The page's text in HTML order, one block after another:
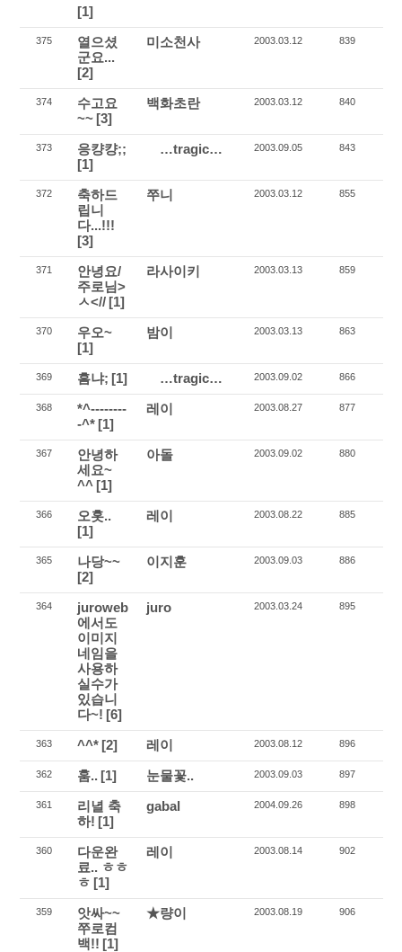
[1]
375
열으셨
군요...
[2]
미소천사 2003.03.12 839
374
수고요
~~ [3]
백화초란 2003.03.12 840
373
응컁컁;;
[1]
…tragic… 2003.09.05 843
372
축하드
립니
다...!!!
[3]
쭈니 2003.03.12 855
371
안녕요/
주로님>
ㅅ<// [1]
라사이키 2003.03.13 859
370
우오~
[1]
밤이 2003.03.13 863
369 흠냐; [1] …tragic… 2003.09.02 866
368
*^--------
-^* [1]
레이 2003.08.27 877
367
안녕하
세요~
^^ [1]
아돌 2003.09.02 880
366
오홋..
[1]
레이 2003.08.22 885
365
나당~~
[2]
이지훈 2003.09.03 886
364
juroweb
에서도
이미지
네임을
사용하
실수가
있습니
다~! [6]
juro 2003.03.24 895
363 ^^* [2] 레이 2003.08.12 896
362 훔.. [1] 눈물꽃.. 2003.09.03 897
361
리녈 축
하! [1]
gabal 2004.09.26 898
360
다운완
료.. ㅎㅎ
ㅎ [1]
레이 2003.08.14 902
359
앗싸~~
쭈로컴
백!! [1]
★량이 2003.08.19 906